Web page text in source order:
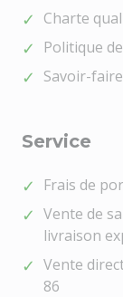
Charte
Politique
Savoir-faire
Service
Frais de
Vente de
livraison
Vente
86